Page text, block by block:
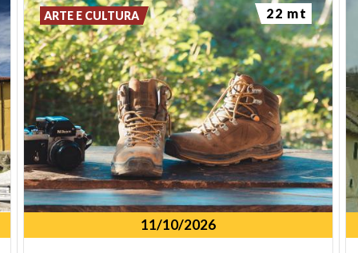
11/10/2026
ARTE E CULTURA 22 mt